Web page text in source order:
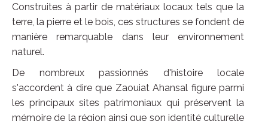
Construites à partir de matériaux locaux tels que la
terre, la pierre et le bois, ces structures se fondent de
manière remarquable dans leur environnement
naturel.
De nombreux passionnés d'histoire locale
s'accordent à dire que Zaouiat Ahansal figure parmi
les principaux sites patrimoniaux qui préservent la
mémoire de la région ainsi que son identité culturelle